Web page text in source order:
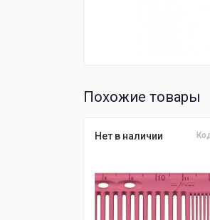
Похожие товары
Нет в наличии